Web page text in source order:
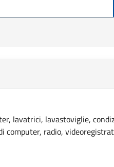
lavatrici, lavastoviglie,
computer, radio,